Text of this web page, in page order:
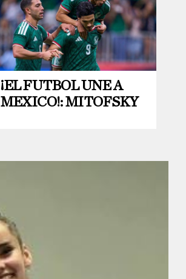
¡EL FUTBOL UNE A
MEXICO!: MITOFSKY